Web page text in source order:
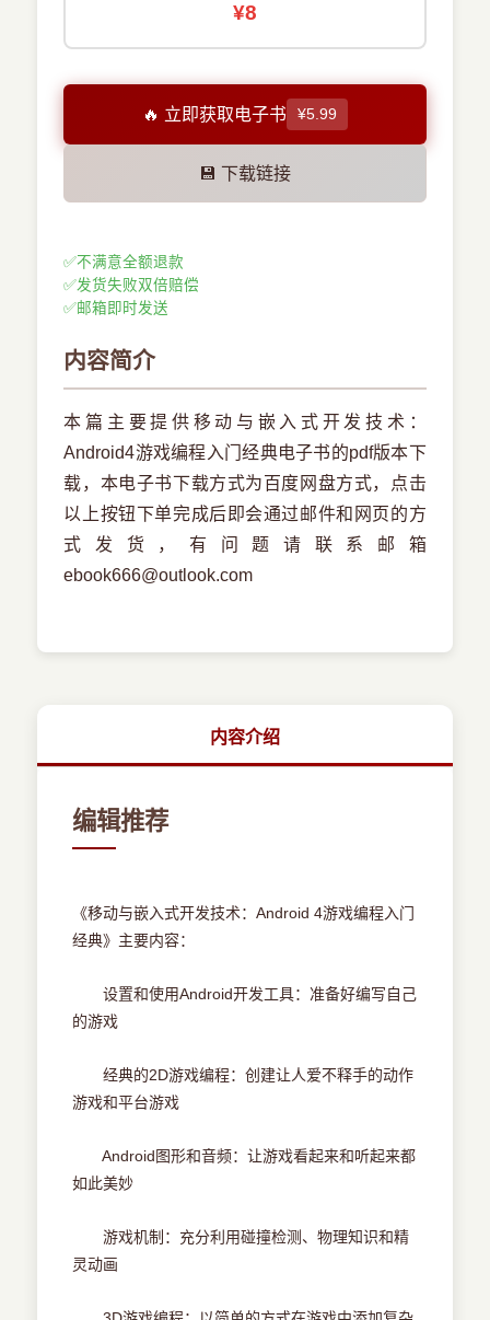
¥8
🔥 立即获取电子书 ¥5.99
💾 下载链接
✅不满意全额退款
✅发货失败双倍赔偿
✅邮箱即时发送
内容简介
本篇主要提供移动与嵌入式开发技术：
Android4游戏编程入门经典电子书的pdf版本下
载，本电子书下载方式为百度网盘方式，点击
以上按钮下单完成后即会通过邮件和网页的方
式发货，有问题请联系邮箱
ebook666@outlook.com
内容介绍
编辑推荐
《移动与嵌入式开发技术：Android 4游戏编程入门
经典》主要内容：
设置和使用Android开发工具：准备好编写自己
的游戏
经典的2D游戏编程：创建让人爱不释手的动作
游戏和平台游戏
Android图形和音频：让游戏看起来和听起来都
如此美妙
游戏机制：充分利用碰撞检测、物理知识和精
灵动画